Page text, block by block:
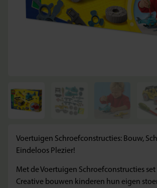
Voertuigen Schroefconstructies: Bouw,
Eindeloos Plezier!
Met de Voertuigen Schroefconstructies set
Creative bouwen kinderen hun eigen